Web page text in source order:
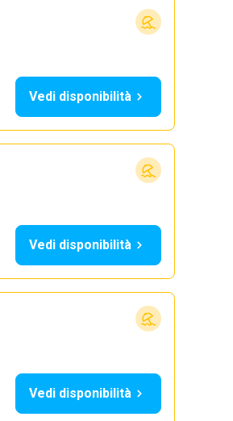
Vedi disponibilità
Vedi disponibilità
Vedi disponibilità